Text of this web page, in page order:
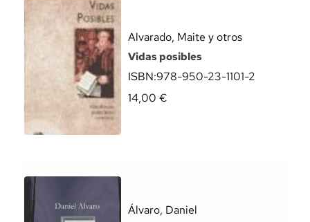
Alvarado, Maite y otros
Vidas posibles
ISBN:978-950-23-1101-2
14,00 €
Álvaro, Daniel